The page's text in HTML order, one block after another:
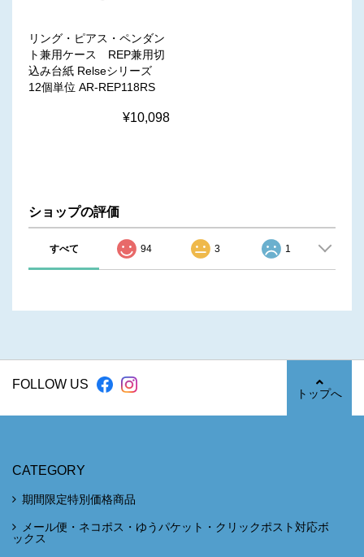
リング・ピアス・ペンダン
ト兼用ケース REP兼用切
込み台紙 Relseシリーズ
12個単位 AR-REP118RS
¥10,098
ショップの評価
すべて 94 3 1
FOLLOW US
トップへ
CATEGORY
期間限定特別価格商品
メール便・ネコポス・ゆうパケット・クリックポスト対応ボ
ックス